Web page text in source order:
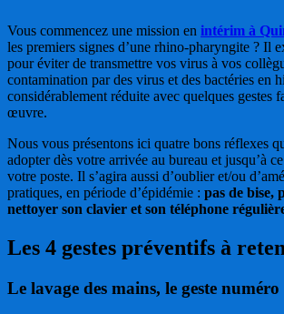
Vous commencez une mission en intérim à
les premiers signes d’une rhino-pharyngite ? Il
pour éviter de transmettre vos virus à vos
contamination par des virus et des bactéries en
considérablement réduite avec quelques gestes
œuvre.
Nous vous présentons ici quatre bons réflexes
adopter dès votre arrivée au bureau et jusqu’à
votre poste. Il s’agira aussi d’oublier et/ou
pratiques, en période d’épidémie : pas de bise,
nettoyer son clavier et son téléphone
Les 4 gestes préventifs à
Le lavage des mains, le geste numéro